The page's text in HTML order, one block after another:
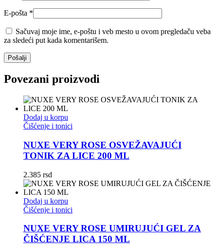
E-pošta *
Sačuvaj moje ime, e-poštu i veb mesto u ovom pregledaču veba
za sledeći put kada komentarišem.
Povezani proizvodi
Dodaj u korpu
Čišćenje i tonici
NUXE VERY ROSE OSVEŽAVAJUĆI
TONIK ZA LICE 200 ML
2.385 rsd
Dodaj u korpu
Čišćenje i tonici
NUXE VERY ROSE UMIRUJUĆI GEL ZA
ČIŠĆENJE LICA 150 ML